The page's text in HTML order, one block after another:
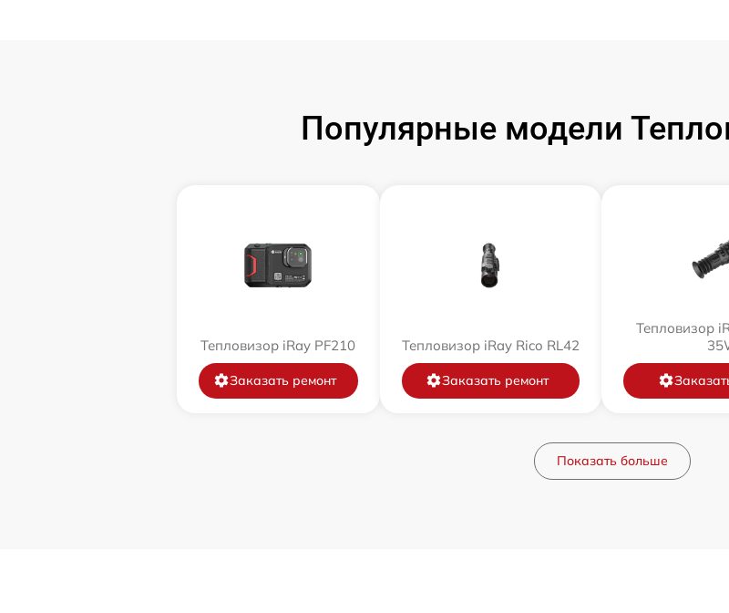
Популярные модели
Тепловизор iRay PF210
Заказать ремонт
Тепловизор iRay Rico RL42
Заказать ремонт
Тепловизор
Показать больше